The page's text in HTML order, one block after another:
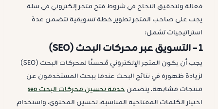
فعالة ولتحقيق النجاح في شروط فتح متجر إلكتروني في سلة
يجب على صاحب المتجر تطوير خطة تسويقية تتضمن عدة
استراتيجيات تشمل:
1 – التسويق عبر محركات البحث (SEO)
يجب أن يكون المتجر الإلكتروني مُحسنًا لمحركات البحث (SEO)
لزيادة ظهوره في نتائج البحث عندما يبحث المستخدمون عن
منتجات مشابهة. يتضمنخدمة تحسين محركات البحث seo
اختيار الكلمات المفتاحية المناسبة، تحسين المحتوى، واستخدام